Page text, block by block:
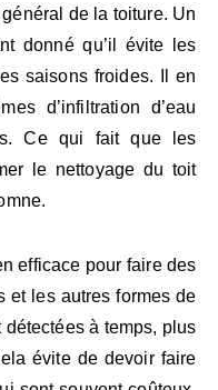
de la toiture. Un
donné qu’il évite les
saisons froides. Il en
d’infiltration d’eau
Ce qui fait que les
le nettoyage du toit
efficace pour faire des
et les autres formes de
à temps, plus
évite de devoir faire